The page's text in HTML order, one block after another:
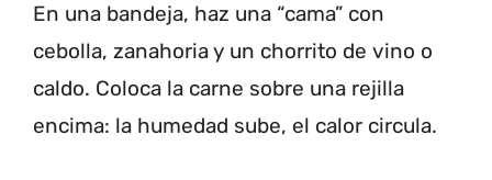
En una bandeja, haz una “cama” con
cebolla, zanahoria y un chorrito de vino o
caldo. Coloca la carne sobre una rejilla
encima: la humedad sube, el calor circula.